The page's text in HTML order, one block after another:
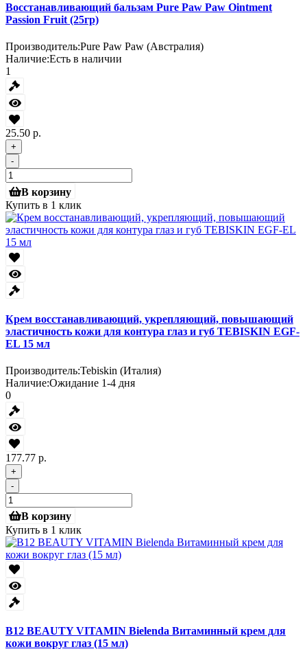
Восстанавливающий бальзам Pure Paw Paw Ointment
Passion Fruit (25гр)
Производитель:Pure Paw Paw (Австралия)
Наличие:Есть в наличии
1
25.50 р.
+
-
В корзину
Купить в 1 клик
Крем восстанавливающий, укрепляющий, повышающий
эластичность кожи для контура глаз и губ TEBISKIN EGF-
EL 15 мл
Производитель:Tebiskin (Италия)
Наличие:Ожидание 1-4 дня
0
177.77 р.
+
-
В корзину
Купить в 1 клик
B12 BEAUTY VITAMIN Bielenda Витаминный крем для
кожи вокруг глаз (15 мл)